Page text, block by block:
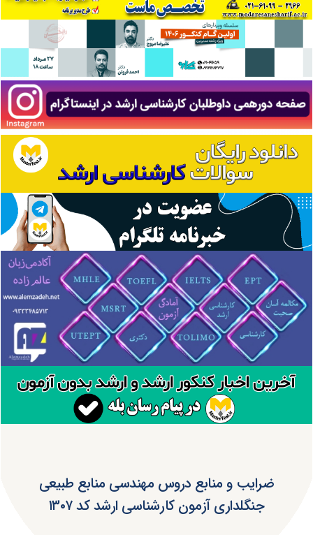
ضرایب و منابع دروس مهندسی منابع طبیعی
جنگلداری آزمون کارشناسی ارشد کد ۱۳۰۷